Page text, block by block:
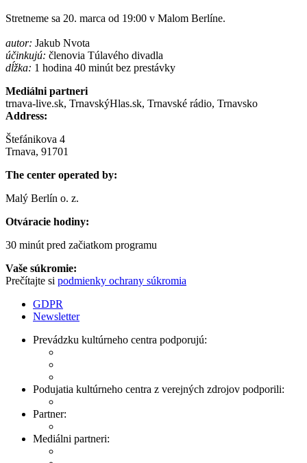
Stretneme sa 20. marca od 19:00 v Malom Berlíne.
autor: Jakub Nvota
účinkujú: členovia Túlavého divadla
dĺžka: 1 hodina 40 minút bez prestávky
Mediálni partneri
trnava-live.sk, TrnavskýHlas.sk, Trnavské rádio, Trnavsko
Address:
Štefánikova 4
Trnava, 91701
The center operated by:
Malý Berlín o. z.
Otváracie hodiny:
30 minút pred začiatkom programu
Vaše súkromie:
Prečítajte si podmienky ochrany súkromia
GDPR
Newsletter
Prevádzku kultúrneho centra podporujú:
Podujatia kultúrneho centra z verejných zdrojov podporili:
Partner:
Mediálni partneri: